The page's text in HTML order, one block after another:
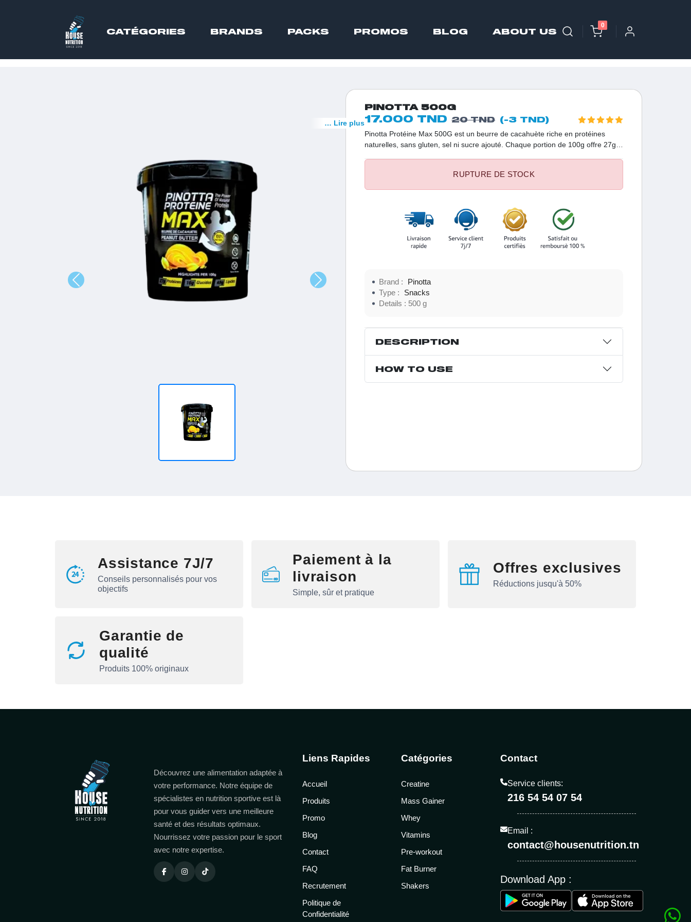
CATÉGORIES BRANDS PACKS PROMOS BLOG ABOUT US
0
PINOTTA 500G
17.000 TND 20 TND (-3 TND)
Pinotta Protéine Max 500G est un beurre de cacahuète riche en protéines
naturelles, sans gluten, sel ni sucre ajouté. Chaque portion de 100g offre 27g
… Lire plus
RUPTURE DE STOCK
Brand :
Pinotta
Type :
Snacks
Details :
500 g
DESCRIPTION
HOW TO USE
Assistance 7J/7
Conseils personnalisés pour vos
objectifs
Paiement à la
livraison
Simple, sûr et pratique
Offres exclusives
Réductions jusqu'à 50%
Garantie de
qualité
Produits 100% originaux
Découvrez une alimentation adaptée à
votre performance. Notre équipe de
spécialistes en nutrition sportive est là
pour vous guider vers une meilleure
santé et des résultats optimaux.
Nourrissez votre passion pour le sport
avec notre expertise.
Liens Rapides
Accueil
Produits
Promo
Blog
Contact
FAQ
Recrutement
Politique de
Confidentialité
Catégories
Creatine
Mass Gainer
Whey
Vitamins
Pre-workout
Fat Burner
Shakers
Contact
Service clients:
216 54 54 07 54
Email :
contact@housenutrition.tn
Download App :